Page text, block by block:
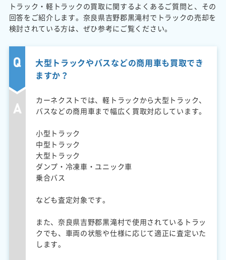
トラック・軽トラックの買取に関するよくあるご質問と、その
回答をご紹介します。奈良県吉野郡黒滝村でトラックの売却を
検討されている方は、ぜひ参考にご覧ください。
大型トラックやバスなどの商用車も買取でき
ますか？
カーネクストでは、軽トラックから大型トラック、
バスなどの商用車まで幅広く買取対応しています。
小型トラック
中型トラック
大型トラック
ダンプ・冷凍車・ユニック車
乗合バス
なども査定対象です。
また、奈良県吉野郡黒滝村で使用されているトラッ
クでも、車両の状態や仕様に応じて適正に査定いた
します。